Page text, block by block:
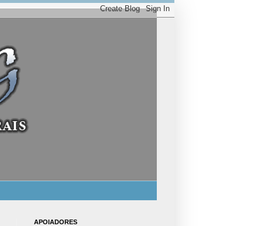
APOIADORES